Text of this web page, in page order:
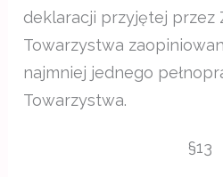
deklaracji przyjętej przez
Towarzystwa
najmniej jednego
Towarzystwa.
§13